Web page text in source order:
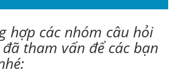
hợp các nhóm câu hỏi
tham vấn để các bạn